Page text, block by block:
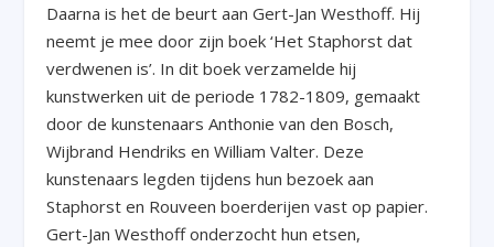
Daarna is het de beurt aan Gert-Jan Westhoff. Hij
neemt je mee door zijn boek ‘Het Staphorst dat
verdwenen is’. In dit boek verzamelde hij
kunstwerken uit de periode 1782-1809, gemaakt
door de kunstenaars Anthonie van den Bosch,
Wijbrand Hendriks en William Valter. Deze
kunstenaars legden tijdens hun bezoek aan
Staphorst en Rouveen boerderijen vast op papier.
Gert-Jan Westhoff onderzocht hun etsen,